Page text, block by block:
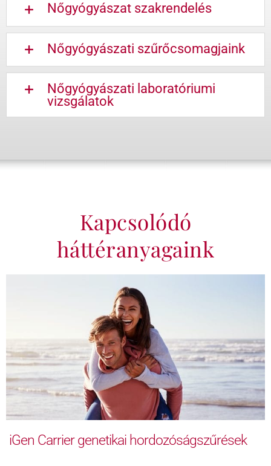
Nőgyógyászat szakrendelés
Nőgyógyászati szűrőcsomagjaink
Nőgyógyászati laboratóriumi
vizsgálatok
Kapcsolódó
háttéranyagaink
iGen Carrier genetikai hordozóságszűrések